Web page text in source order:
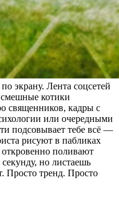
экрану. Лента соцсетей
смешные котики
священников, кадры с
или очередными
подсовывает тебе всё —
рисуют в пабликах
откровенно поливают
но листаешь
Просто тренд. Просто